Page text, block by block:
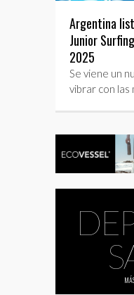
Argentina
Junior
2025
Se viene un
vibrar con